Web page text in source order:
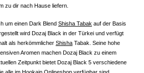
zu dir nach Hause liefern.
um einen Dark Blend Shisha Tabak auf der Basis
wird Dozaj Black in der Türkei und verfügt
als herkömmlicher Shisha Tabak. Seine hohe
Aromen machen Dozaj Black zu einem
Zeitpunkt bietet Dozaj Black 5 verschiedene